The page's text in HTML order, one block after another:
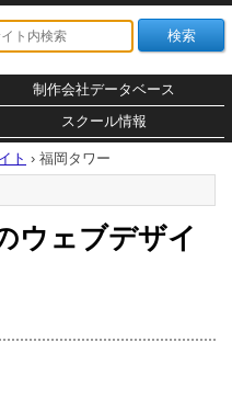
制作会社データベース
スクール情報
ト › 福岡タワー
ウェブデザイ